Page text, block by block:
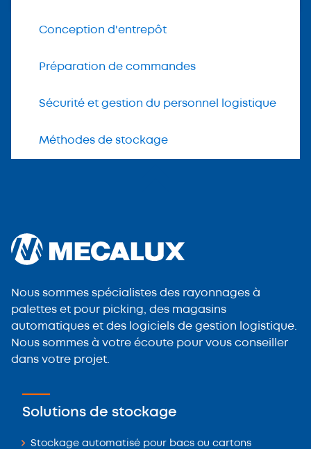
Conception d'entrepôt
Préparation de commandes
Sécurité et gestion du personnel logistique
Méthodes de stockage
Nous sommes spécialistes des rayonnages à
palettes et pour picking, des magasins
automatiques et des logiciels de gestion logistique.
Nous sommes à votre écoute pour vous conseiller
dans votre projet.
Solutions de stockage
Stockage automatisé pour bacs ou cartons